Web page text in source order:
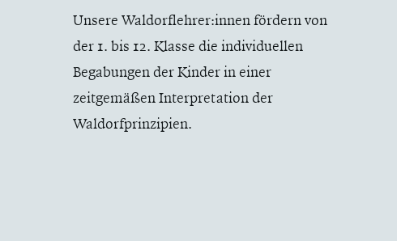
Unsere Waldorflehrer:innen fördern von
der 1. bis 12. Klasse die individuellen
Begabungen der Kinder in einer
zeitgemäßen Interpretation der
Waldorfprinzipien.